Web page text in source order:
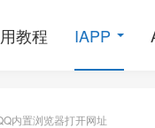
教程 IAPP
内置浏览器打开网址